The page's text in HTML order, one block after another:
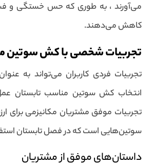
می‌آورند ، به طوری که حس خستگی و
کاهش می‌دهند.
تجربیات شخصی با کش سوتین
تجربیات فردی کاربران می‌تواند به
انتخاب کش سوتین مناسب تابستان
تجربیات موفق مشتریان مکانیزمی برای
سوتین‌هایی است که در فصل تابستان
داستان‌های موفق از مشتریان